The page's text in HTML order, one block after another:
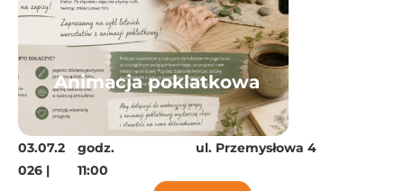
Animacja poklatkowa
03.07.2
026 |
godz.
11:00
ul. Przemysłowa 4